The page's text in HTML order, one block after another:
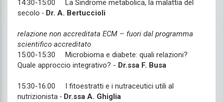
14:30-15:00 La Sindrome metabolica, la malattia del
secolo - Dr. A. Bertuccioli
relazione non accreditata ECM – fuori dal programma
scientifico accreditato
15:00-15:30 Microbioma e diabete: quali relazioni?
Quale approccio integrativo? - Dr.ssa F. Busa
15:30-16:00 I fitoestratti e i nutraceutici utili al
nutrizionista - Dr.ssa A. Ghiglia